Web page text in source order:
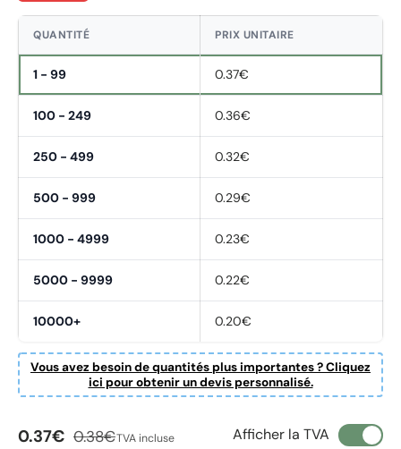
QUANTITÉ PRIX UNITAIRE
1 - 99 0.37€
100 - 249 0.36€
250 - 499 0.32€
500 - 999 0.29€
1000 - 4999 0.23€
5000 - 9999 0.22€
10000+ 0.20€
Vous avez besoin de quantités plus importantes ? Cliquez
ici pour obtenir un devis personnalisé.
Prix soldé
0.37€ Prix habituel
0.38€TVA incluse Afficher la TVA